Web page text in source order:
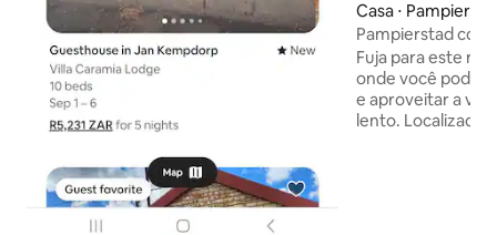
Casa ⋅
Pampierstad com
Jankemp | Wi-Fi |
Fuja para este
onde você pode
e aproveitar a
lento. Localizado